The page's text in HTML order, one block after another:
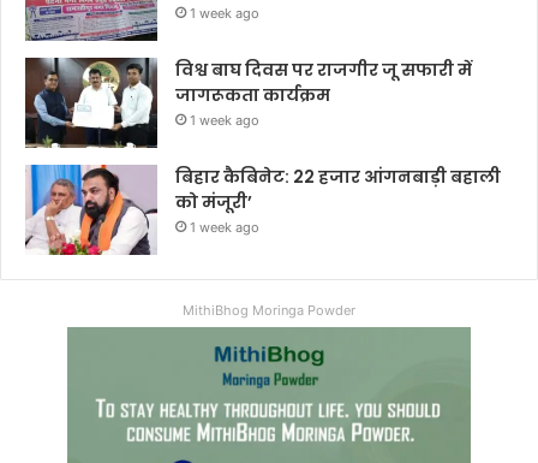
1 week ago
विश्व बाघ दिवस पर राजगीर जू सफारी में
जागरूकता कार्यक्रम
1 week ago
बिहार कैबिनेट: 22 हजार आंगनबाड़ी बहाली
को मंजूरी’
1 week ago
MithiBhog Moringa Powder